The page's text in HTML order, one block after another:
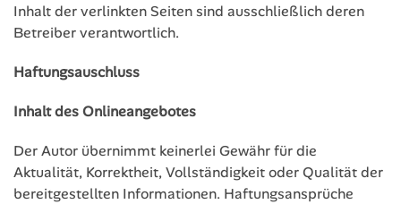
Inhalt der verlinkten Seiten sind ausschließlich deren
Betreiber verantwortlich.
Haftungsauschluss
Inhalt des Onlineangebotes
Der Autor übernimmt keinerlei Gewähr für die
Aktualität, Korrektheit, Vollständigkeit oder Qualität der
bereitgestellten Informationen. Haftungsansprüche